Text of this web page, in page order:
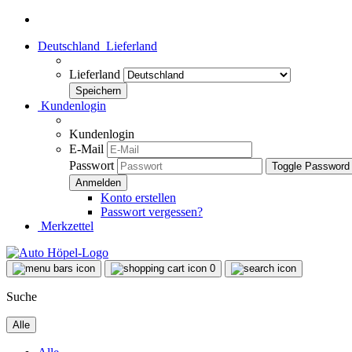
Deutschland Lieferland
Lieferland
Kundenlogin
Kundenlogin
E-Mail
Passwort
Toggle
Konto erstellen
Passwort vergessen?
Merkzettel
0
Suche
Alle